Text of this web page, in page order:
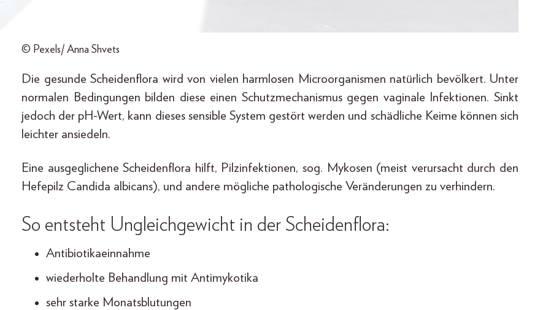
© Pexels/ Anna Shvets
Die gesunde Scheidenflora wird von vielen harmlosen Microorganismen natürlich bevölkert. Unter
normalen Bedingungen bilden diese einen Schutzmechanismus gegen vaginale Infektionen. Sinkt
jedoch der pH-Wert, kann dieses sensible System gestört werden und schädliche Keime können sich
leichter ansiedeln.
Eine ausgeglichene Scheidenflora hilft, Pilzinfektionen, sog. Mykosen (meist verursacht durch den
Hefepilz Candida albicans), und andere mögliche pathologische Veränderungen zu verhindern.
So entsteht Ungleichgewicht in der Scheidenflora:
Antibiotikaeinnahme
wiederholte Behandlung mit Antimykotika
sehr starke Monatsblutungen